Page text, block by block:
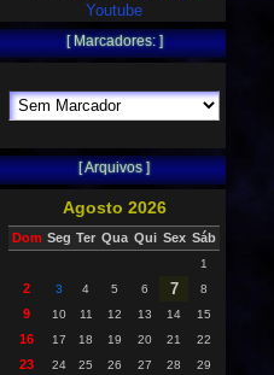
Youtube
[ Marcadores: ]
[ Arquivos ]
Agosto 2026
Dom Seg Ter Qua Qui Sex Sáb
1
2 3 4 5 6 7 8
9 10 11 12 13 14 15
16 17 18 19 20 21 22
23 24 25 26 27 28 29